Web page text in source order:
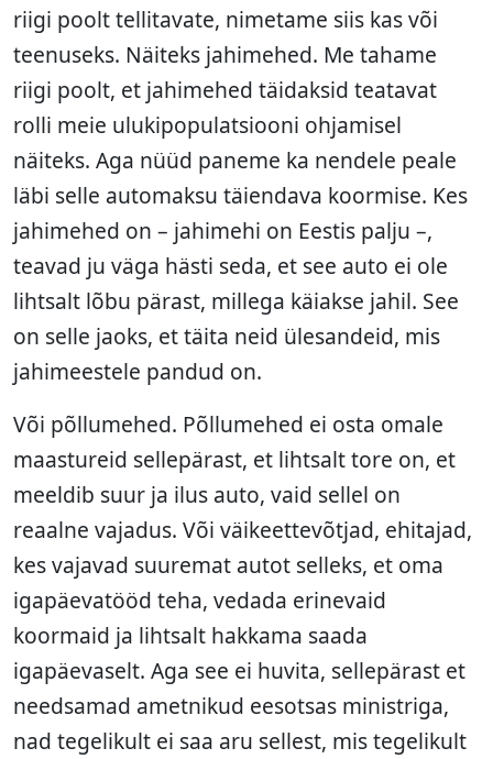
riigi poolt tellitavate, nimetame siis kas või
teenuseks. Näiteks jahimehed. Me tahame
riigi poolt, et jahimehed täidaksid teatavat
rolli meie ulukipopulatsiooni ohjamisel
näiteks. Aga nüüd paneme ka nendele peale
läbi selle automaksu täiendava koormise. Kes
jahimehed on – jahimehi on Eestis palju –,
teavad ju väga hästi seda, et see auto ei ole
lihtsalt lõbu pärast, millega käiakse jahil. See
on selle jaoks, et täita neid ülesandeid, mis
jahimeestele pandud on.
Või põllumehed. Põllumehed ei osta omale
maastureid sellepärast, et lihtsalt tore on, et
meeldib suur ja ilus auto, vaid sellel on
reaalne vajadus. Või väikeettevõtjad, ehitajad,
kes vajavad suuremat autot selleks, et oma
igapäevatööd teha, vedada erinevaid
koormaid ja lihtsalt hakkama saada
igapäevaselt. Aga see ei huvita, sellepärast et
needsamad ametnikud eesotsas ministriga,
nad tegelikult ei saa aru sellest, mis tegelikult